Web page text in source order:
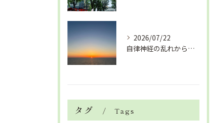
2026/07/22
自律神経の乱れから生活習慣病、血液循環の滞り
タグ Tags